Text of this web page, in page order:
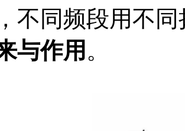
不同频段用不
与作用 。